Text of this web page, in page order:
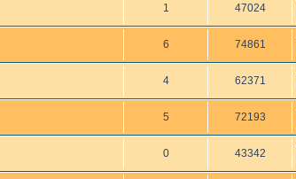
1 47024
6 74861
4 62371
5 72193
0 43342